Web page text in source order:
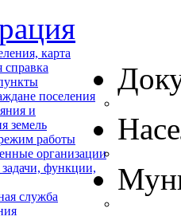
карта
справка
поселения
и
земель
работы
организации
функции,
служба